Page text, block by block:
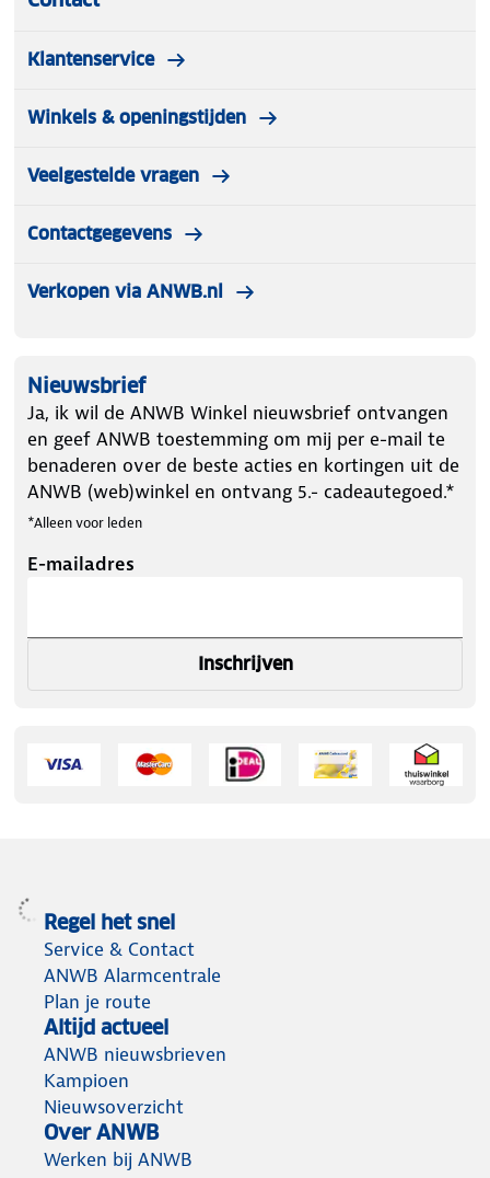
Klantenservice
Winkels & openingstijden
Veelgestelde vragen
Contactgegevens
Verkopen via ANWB.nl
Nieuwsbrief
Ja, ik wil de ANWB Winkel nieuwsbrief ontvangen
en geef ANWB toestemming om mij per e-mail te
benaderen over de beste acties en kortingen uit de
ANWB (web)winkel en ontvang 5.- cadeautegoed.*
*Alleen voor leden
E-mailadres
Inschrijven
Regel het snel
Service & Contact
ANWB Alarmcentrale
Plan je route
Altijd actueel
ANWB nieuwsbrieven
Kampioen
Nieuwsoverzicht
Over ANWB
Werken bij ANWB